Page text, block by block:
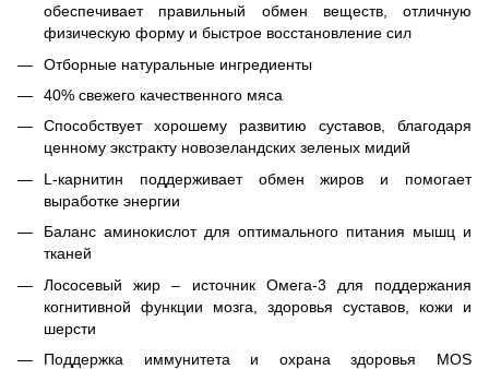
обеспечивает правильный обмен веществ, отличную
физическую форму и быстрое восстановление сил
Отборные натуральные ингредиенты
40% свежего качественного мяса
Способствует хорошему развитию суставов, благодаря
ценному экстракту новозеландских зеленых мидий
L-карнитин поддерживает обмен жиров и помогает
выработке энергии
Баланс аминокислот для оптимального питания мышц и
тканей
Лососевый жир – источник Омега-3 для поддержания
когнитивной функции мозга, здоровья суставов, кожи и
шерсти
Поддержка иммунитета и охрана здоровья MOS